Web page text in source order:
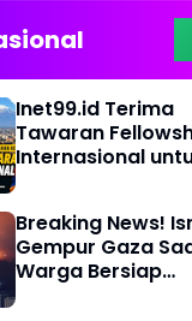
Inet99.id Terima
Tawaran
Internasional
Breaking News!
Gempur Gaza
Warga Bersiap